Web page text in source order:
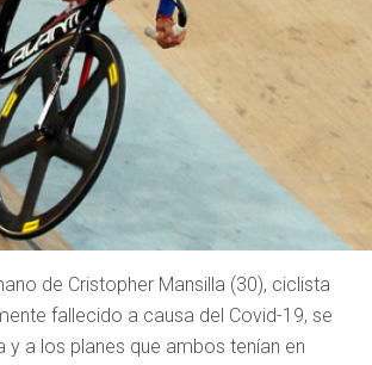
de Cristopher Mansilla (30), ciclista
fallecido a causa del Covid-19, se
y a los planes que ambos tenían en